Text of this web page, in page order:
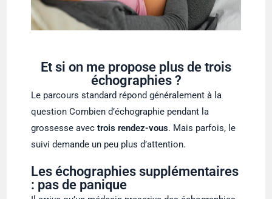
Et si on me propose plus de trois
échographies ?
Le parcours standard répond généralement à la
question Combien d’échographie pendant la
grossesse avectrois rendez-vous. Mais parfois, le
suivi demande un peu plus d’attention.
Les échographies supplémentaires
: pas de panique